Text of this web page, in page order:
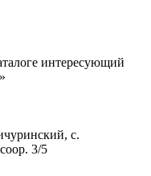
интересующий
с.
3/5